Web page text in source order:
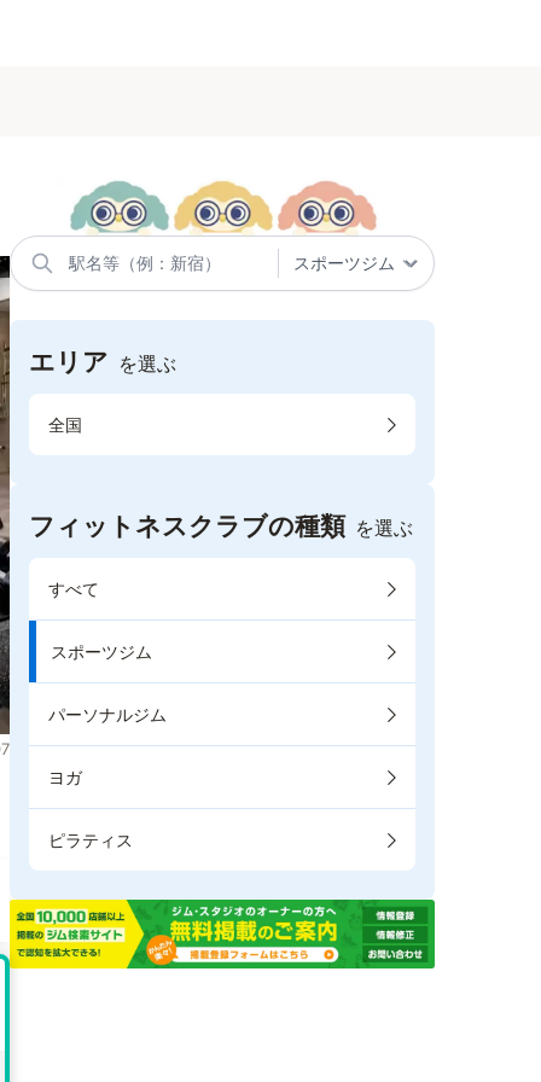
エリア を選ぶ
全国
フィットネスクラブの種類 を選ぶ
すべて
スポーツジム
パーソナルジム
ヨガ
ピラティス